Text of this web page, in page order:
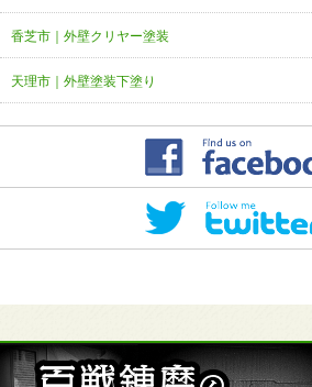
香芝市｜外壁クリヤー塗装
天理市｜外壁塗装下塗り